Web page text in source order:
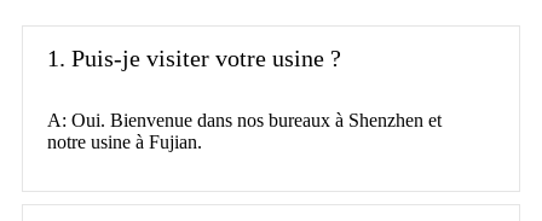
1. Puis-je visiter votre usine ?
A: Oui. Bienvenue dans nos bureaux à Shenzhen et
notre usine à Fujian.